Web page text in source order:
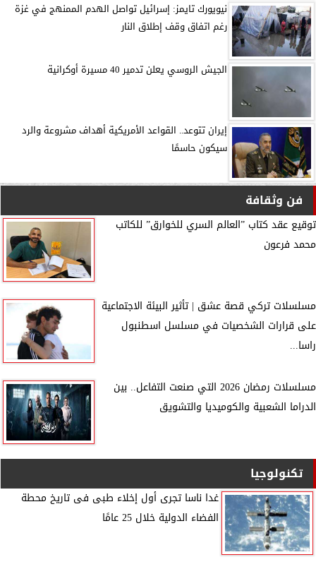
نيويورك تايمز: إسرائيل تواصل الهدم الممنهج في غزة
رغم اتفاق وقف إطلاق النار
الجيش الروسي يعلن تدمير 40 مسيرة أوكرانية
إيران تتوعد.. القواعد الأمريكية أهداف مشروعة والرد
سيكون حاسمًا
فن وثقافة
توقيع عقد كتاب ”العالم السري للخوارق” للكاتب
محمد فرعون
مسلسلات تركي قصة عشق | تأثير البيئة الاجتماعية
على قرارات الشخصيات في مسلسل اسطنبول
راسا...
مسلسلات رمضان 2026 التي صنعت التفاعل.. بين
الدراما الشعبية والكوميديا والتشويق
تكنولوجيا
غدا ناسا تجرى أول إخلاء طبى فى تاريخ محطة
الفضاء الدولية خلال 25 عامًا